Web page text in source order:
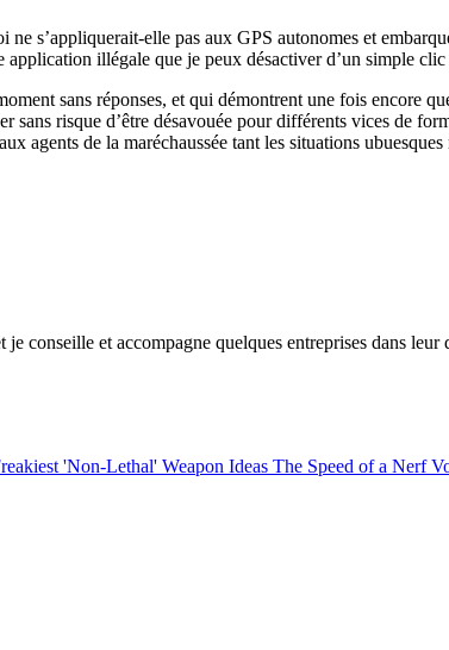
ne s’appliquerait-elle pas aux GPS autonomes et
application illégale que je peux désactiver d’un simple
sans réponses, et qui démontrent une fois encore
risque d’être désavouée pour différents vices de
agents de la maréchaussée tant les situations
conseille et accompagne quelques entreprises dans leur
'Non-Lethal' Weapon Ideas The Speed of a Nerf